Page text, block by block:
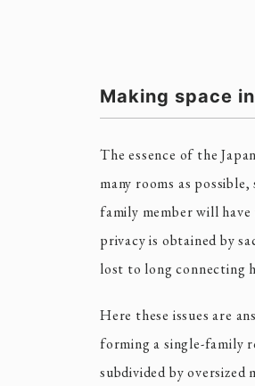
Making space
The essence of the
many rooms as
family member will
privacy is obtained by
lost to long connecting
Here these issues are
forming a single-family
subdivided by